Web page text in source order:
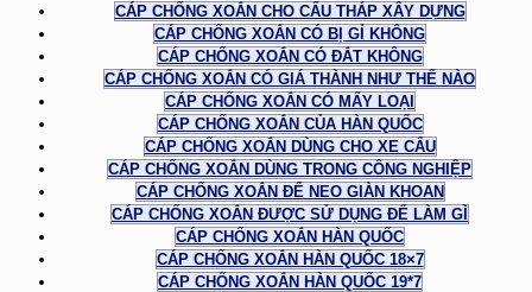
CÁP CHỐNG XOẮN CHO CẨU THÁP XÂY DỰNG
CÁP CHỐNG XOẮN CÓ BỊ GỈ KHÔNG
CÁP CHỐNG XOẮN CÓ ĐẮT KHÔNG
CÁP CHỐNG XOẮN CÓ GIÁ THÀNH NHƯ THẾ NÀO
CÁP CHỐNG XOẮN CÓ MẤY LOẠI
CÁP CHỐNG XOẮN CỦA HÀN QUỐC
CÁP CHỐNG XOẮN DÙNG CHO XE CẨU
CÁP CHỐNG XOẮN DÙNG TRONG CÔNG NGHIỆP
CÁP CHỐNG XOẮN ĐỂ NEO GIÀN KHOAN
CÁP CHỐNG XOẮN ĐƯỢC SỬ DỤNG ĐỂ LÀM GÌ
CÁP CHỐNG XOẮN HÀN QUỐC
CÁP CHỐNG XOẮN HÀN QUỐC 18×7
CÁP CHỐNG XOẮN HÀN QUỐC 19*7